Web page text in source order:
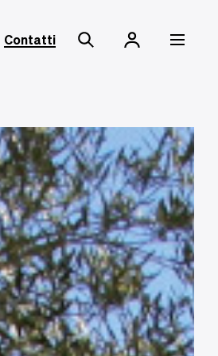
Contatti